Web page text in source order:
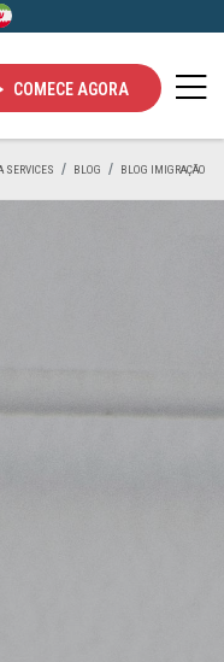
COMECE AGORA
SERVICES BLOG BLOG IMIGRAÇÃO